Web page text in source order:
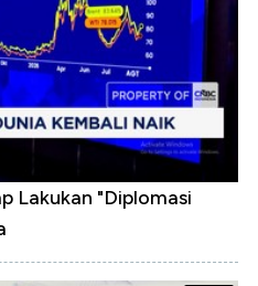
Lakukan "Diplomasi